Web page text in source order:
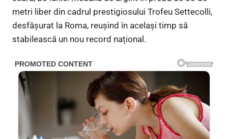
metri liber din cadrul prestigiosului Trofeu Settecolli,
desfășurat la Roma, reușind în același timp să
stabilească un nou record național.